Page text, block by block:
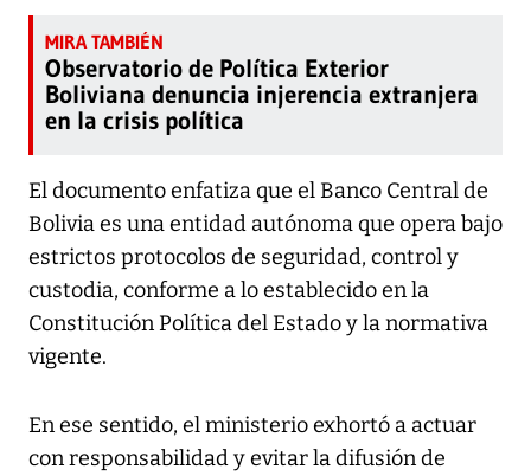
Observatorio de Política Exterior
Boliviana denuncia injerencia extranjera
en la crisis política
El documento enfatiza que el Banco Central de
Bolivia es una entidad autónoma que opera bajo
estrictos protocolos de seguridad, control y
custodia, conforme a lo establecido en la
Constitución Política del Estado y la normativa
vigente.
En ese sentido, el ministerio exhortó a actuar
con responsabilidad y evitar la difusión de